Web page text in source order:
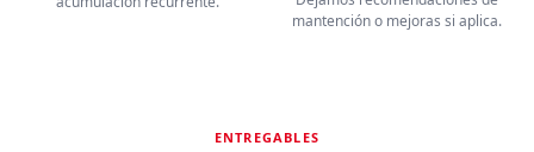
mantención o mejoras si aplica.
ENTREGABLES